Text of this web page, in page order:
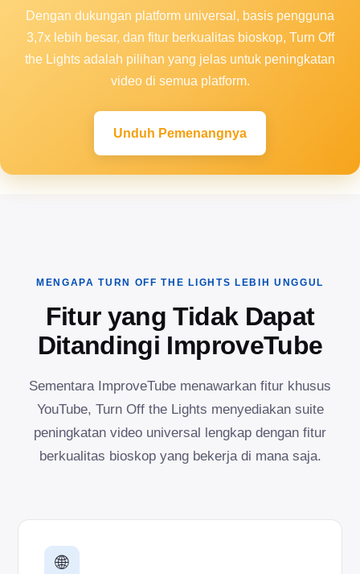
Dengan dukungan platform universal, basis pengguna
3,7x lebih besar, dan fitur berkualitas bioskop, Turn Off
the Lights adalah pilihan yang jelas untuk peningkatan
video di semua platform.
Unduh Pemenangnya
MENGAPA TURN OFF THE LIGHTS LEBIH UNGGUL
Fitur yang Tidak Dapat
Ditandingi ImproveTube
Sementara ImproveTube menawarkan fitur khusus
YouTube, Turn Off the Lights menyediakan suite
peningkatan video universal lengkap dengan fitur
berkualitas bioskop yang bekerja di mana saja.
🌐